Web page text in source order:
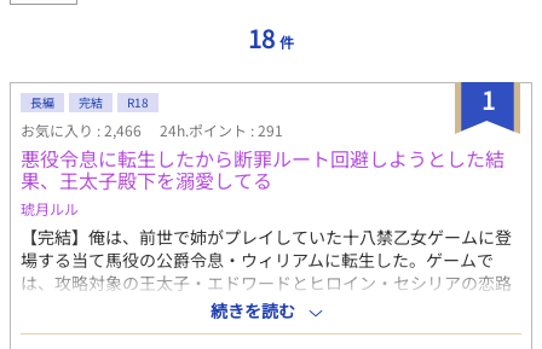
18 件
1
長編 完結 R18
お気に入り : 2,466 24h.ポイント : 291
悪役令息に転生したから断罪ルート回避しようとした結
果、王太子殿下を溺愛してる
琥月ルル
【完結】俺は、前世で姉がプレイしていた十八禁乙女ゲームに登
場する当て馬役の公爵令息・ウィリアムに転生した。ゲームで
は、攻略対象の王太子・エドワードとヒロイン・セシリアの恋路
を邪魔する悪役として断罪され、ウィリアムは悲惨な結末を迎え
る。ところが、断罪ルートを回避するためにゲームとは違う行動
続きを読む